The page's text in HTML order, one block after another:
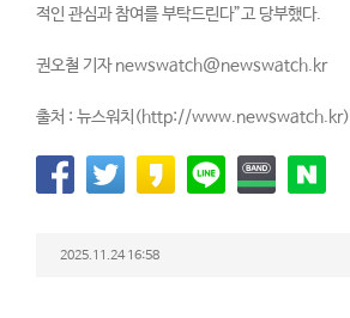
적인 관심과 참여를 부탁드린다”고 당부했다.
권오철 기자 newswatch@newswatch.kr
출처 : 뉴스워치(http://www.newswatch.kr)
2025.11.24 16:58